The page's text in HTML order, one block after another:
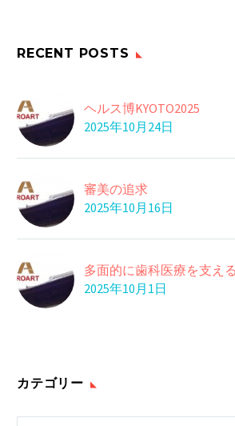
す…
干しシイタケ
…
がん法改正案
参院厚生労働委員会
か患者が
千葉市美浜区の幕張メ
あ…
22 8月 2016
グレープフルーツは、
果実が「ブドウ」の
よ…
18 5月 2019
食事制限
RECENT POSTS
ヘルス博KYOTO2025
2025年10月24日
審美の追求
2025年10月16日
多面的に歯科医療を支え
2025年10月1日
カテゴリー